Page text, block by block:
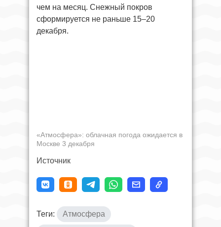
чем на месяц. Снежный покров
сформируется не раньше 15–20
декабря.
«Атмосфера»: облачная погода ожидается в
Москве 3 декабря
Источник
Теги: Атмосфера